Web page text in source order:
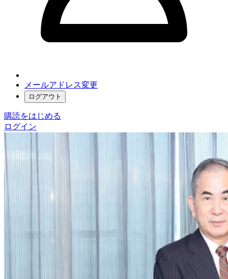
メールアドレス変更
ログアウト
購読をはじめる
ログイン